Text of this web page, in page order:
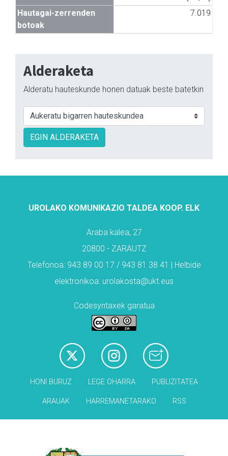
Hautagai-zerrenden
botoak
7.019
Alderaketa
Alderatu hauteskunde honen datuak beste batetkin
EGIN ALDERAKETA
UROLAKO KOMUNIKAZIO TALDEA KOOP. ELK
Araba kalea, 27
20800 - ZARAUTZ
Telefonoa: 943 89 00 17 / 943 81 38 41 | Helbide
elektronikoa: urolakosta@ukt.eus
Codesyntaxek garatua
HONI BURUZ LEGE OHARRA PUBLIZITATEA
ARAUAK HARREMANETARAKO RSS